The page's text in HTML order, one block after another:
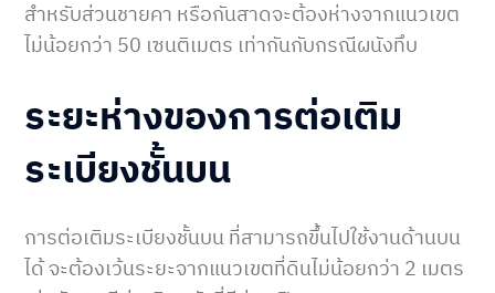
สำหรับส่วนชายคา หรือกันสาดจะต้องห่างจากแนวเขต
ไม่น้อยกว่า 50 เซนติเมตร เท่ากันกับกรณีผนังทึบ
ระยะห่างของการต่อเติม
ระเบียงชั้นบน
การต่อเติมระเบียงชั้นบน ที่สามารถขึ้นไปใช้งานด้านบน
ได้ จะต้องเว้นระยะจากแนวเขตที่ดินไม่น้อยกว่า 2 เมตร